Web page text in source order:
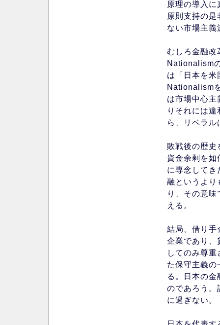
原理の導入
原則支持の
ない市場主義
むしろ金融改
Nationalism
は「日本を米
Nationalism
は市場中心主
りそれには
ら、リベラ
敗戦後の歴史
資金余剰を如
に専念してき
融というより
り、その意
える。
結局、借り手
企業であり、
してのみ尊
た保守主義の
る。日本の
のであろう。
に過ぎない。